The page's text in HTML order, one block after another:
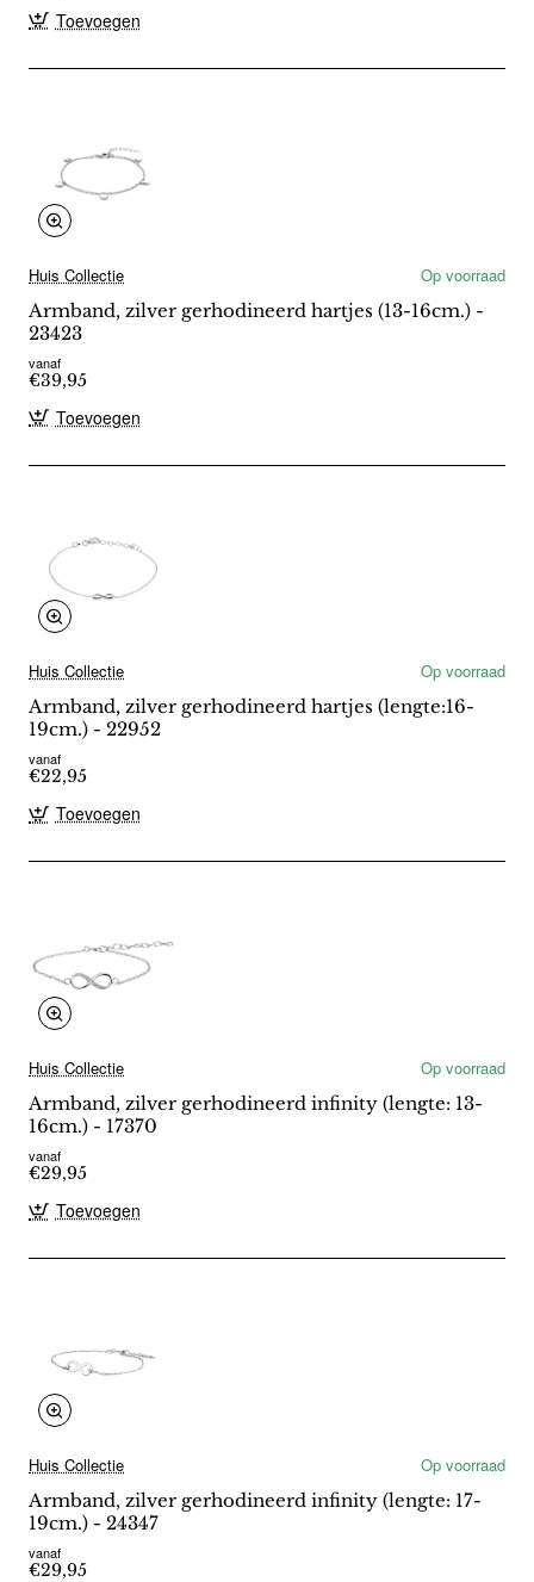
Toevoegen
Huis Collectie
Op voorraad
Armband, zilver gerhodineerd hartjes (13-16cm.) -
23423
vanaf
€39,95
Toevoegen
Huis Collectie
Op voorraad
Armband, zilver gerhodineerd hartjes (lengte:16-
19cm.) - 22952
vanaf
€22,95
Toevoegen
Huis Collectie
Op voorraad
Armband, zilver gerhodineerd infinity (lengte: 13-
16cm.) - 17370
vanaf
€29,95
Toevoegen
Huis Collectie
Op voorraad
Armband, zilver gerhodineerd infinity (lengte: 17-
19cm.) - 24347
vanaf
€29,95